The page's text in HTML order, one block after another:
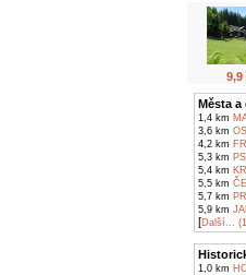
9,9
Města a
1,4 km
3,6 km
4,2 km
5,3 km
5,4 km
5,5 km
5,7 km
5,9 km
[Další...
1,0 km